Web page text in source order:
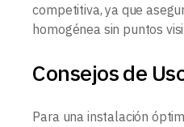
competitiva, ya que
homogénea sin puntos
Consejos de
Para una instalación